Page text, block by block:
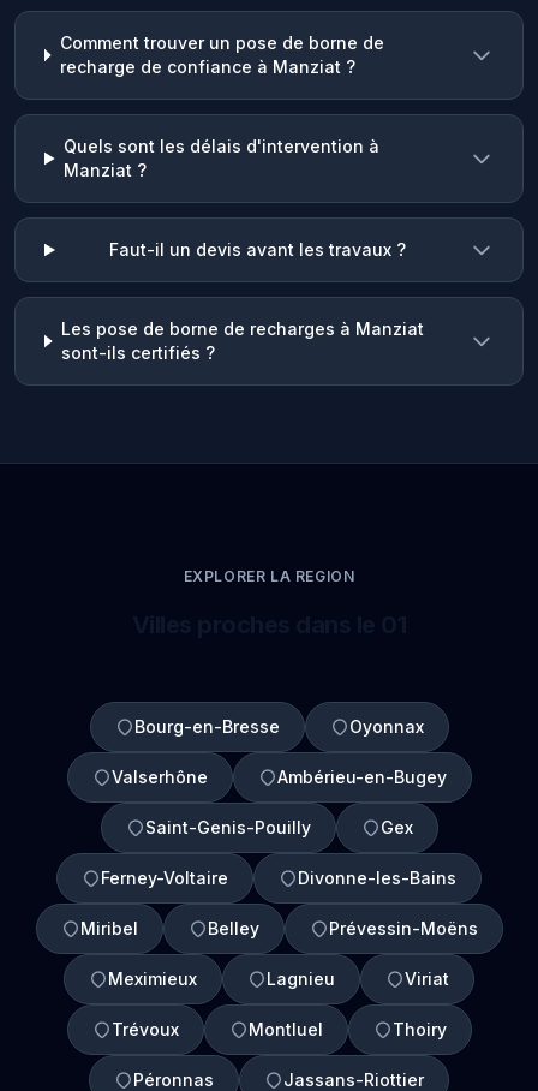
Comment trouver un pose de borne de
recharge de confiance à Manziat ?
Quels sont les délais d'intervention à
Manziat ?
Faut-il un devis avant les travaux ?
Les pose de borne de recharges à Manziat
sont-ils certifiés ?
EXPLORER LA REGION
Bourg-en-Bresse Oyonnax
Valserhône Ambérieu-en-Bugey
Saint-Genis-Pouilly Gex
Ferney-Voltaire Divonne-les-Bains
Miribel Belley Prévessin-Moëns
Meximieux Lagnieu Viriat
Trévoux Montluel Thoiry
Péronnas Jassans-Riottier